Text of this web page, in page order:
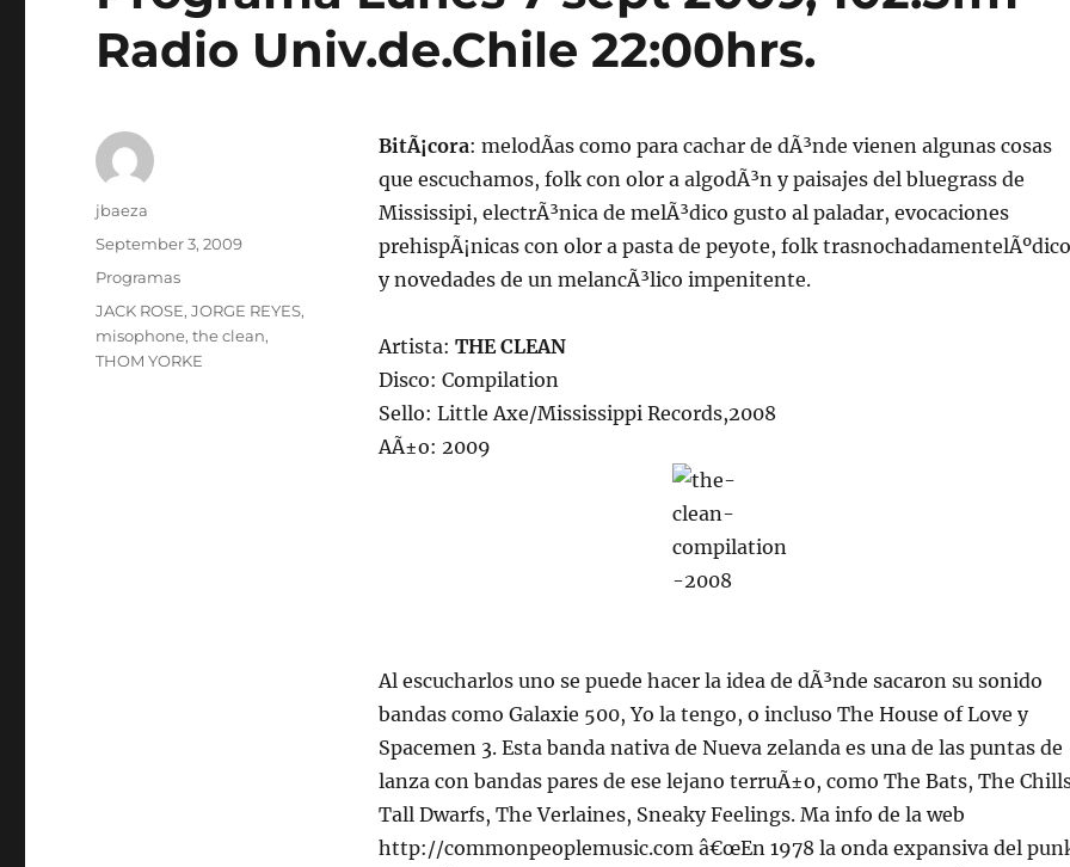
Radio Univ.de.Chile 22:00hrs.
BitÃ¡cora: melodÃ­as como para cachar de dÃ³nde vienen algunas cosas
que escuchamos, folk con olor a algodÃ³n y paisajes del bluegrass de
Mississipi, electrÃ³nica de melÃ³dico gusto al paladar, evocaciones
prehispÃ¡nicas con olor a pasta de peyote, folk trasnochadamentelÃºdico
y novedades de un melancÃ³lico impenitente.
Artista: THE CLEAN
Disco: Compilation
Sello: Little Axe/Mississippi Records,2008
AÃ±o: 2009
Al escucharlos uno se puede hacer la idea de dÃ³nde sacaron su sonido
bandas como Galaxie 500, Yo la tengo, o incluso The House of Love y
Spacemen 3. Esta banda nativa de Nueva zelanda es una de las puntas de
lanza con bandas pares de ese lejano terruÃ±o, como The Bats, The
Tall Dwarfs, The Verlaines, Sneaky Feelings. Ma info de la web
http://commonpeoplemusic.com â€œEn 1978 la onda expansiva del
Author
jbaeza
Posted
September 3, 2009
Categories
Programas
Tags
JACK ROSE,JORGE REYES,
misophone,the clean,
THOM YORKE